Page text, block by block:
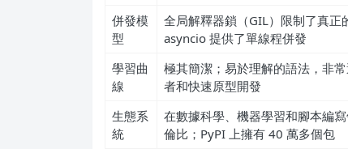
併發模
型
全局解釋器鎖（GIL）限制了真正
asyncio 提供了單線程併發
學習曲
線
極其簡潔；易於理解的語法，非
者和快速原型開發
生態系
統
在數據科學、機器學習和腳本編
倫比；PyPI 上擁有 40 萬多個包